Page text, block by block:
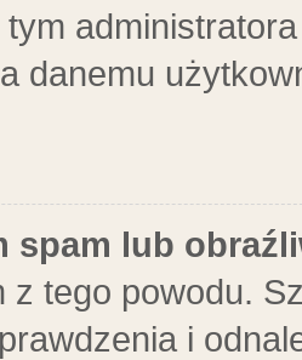
tym
danemu
spam lub
z tego powodu.
i